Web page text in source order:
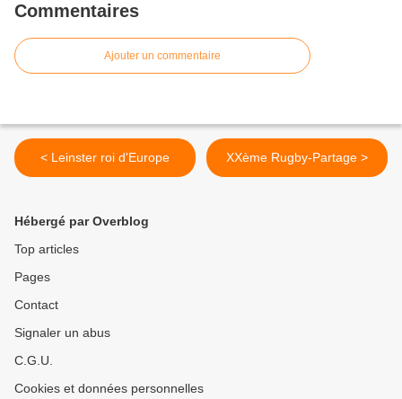
Commentaires
Ajouter un commentaire
< Leinster roi d'Europe XXème Rugby-Partage >
Hébergé par Overblog
Top articles
Pages
Contact
Signaler un abus
C.G.U.
Cookies et données personnelles